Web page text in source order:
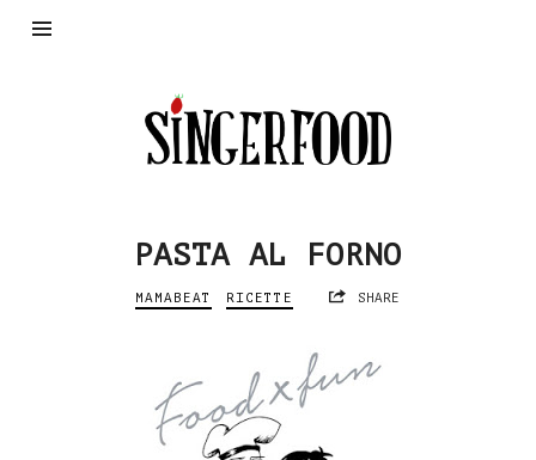
SingerFood
PASTA AL FORNO
MAMABEAT RICETTE SHARE